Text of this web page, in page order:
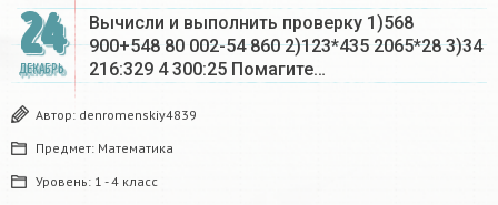
24
ДЕКАБРЬ
Вычисли и выполнить проверку 1)568
900+548 80 002-54 860 2)123*435 2065*28 3)34
216:329 4 300:25 Помагите…
Автор: denromenskiy4839
Предмет: Математика
Уровень: 1 - 4 класс